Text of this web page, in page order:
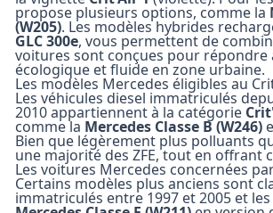
propose plusieurs options, comme la
(W205). Les modèles hybrides
GLC 300e, vous permettent de
voitures sont conçues pour
écologique et fluide en zone urbaine.
Les modèles Mercedes éligibles au
Les véhicules diesel immatriculés
2010 appartiennent à la catégorie
comme la Mercedes Classe B (W246)
Bien que légèrement plus polluants
une majorité des ZFE, tout en offrant
Les voitures Mercedes concernées
Certains modèles plus anciens sont
immatriculés entre 1997 et 2005 et les